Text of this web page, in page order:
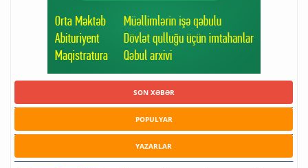
SON XƏBƏR
POPULYAR
YAZARLAR